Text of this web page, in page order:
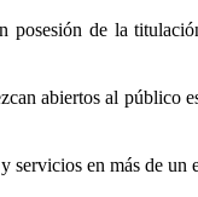
de la
abiertos al
servicios en más de un